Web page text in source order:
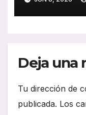
Deja una
Tu dirección de
publicada. Los